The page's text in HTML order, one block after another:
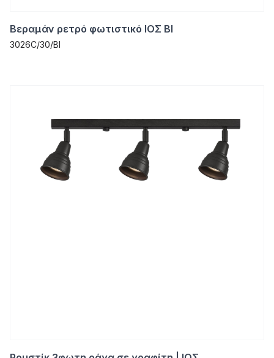
Βεραμάν ρετρό φωτιστικό ΙΟΣ ΒΙ
3026C/30/ΒΙ